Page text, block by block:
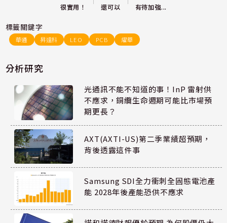
很實用！ 還可以 有待加強...
標籤關鍵字
華通 昇達科 LEO PCB 燿華
分析研究
光通訊不能不知道的事！InP 雷射供
不應求，銅纜生命週期可能比市場預
期更長？
AXT(AXTI-US)第二季業績超預期，
背後透露這件事
Samsung SDI全力衝刺全固態電池產
能 2028年後產能恐供不應求